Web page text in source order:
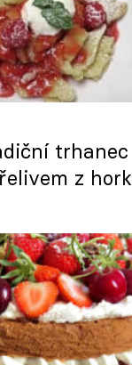
trhanec
z